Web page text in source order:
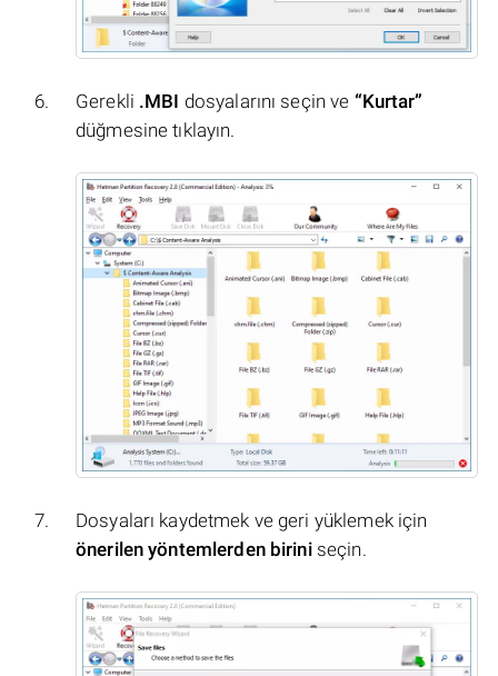
Gerekli .MBI dosyalarını seçin ve “Kurtar”
düğmesine tıklayın.
Dosyaları kaydetmek ve geri yüklemek için
önerilen yöntemlerden biriniseçin.